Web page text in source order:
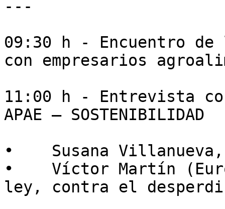
---
09:30 h - Encuentro de
con empresarios
11:00 h - Entrevista
APAE – SOSTENIBILIDAD
•    Susana
•    Víctor Martín
ley, contra el